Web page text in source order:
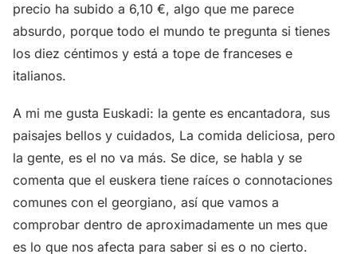
precio ha subido a 6,10 €, algo que me parece
absurdo, porque todo el mundo te pregunta si tienes
los diez céntimos y está a tope de franceses e
italianos.
A mi me gusta Euskadi: la gente es encantadora, sus
paisajes bellos y cuidados, La comida deliciosa, pero
la gente, es el no va más. Se dice, se habla y se
comenta que el euskera tiene raíces o connotaciones
comunes con el georgiano, así que vamos a
comprobar dentro de aproximadamente un mes que
es lo que nos afecta para saber si es o no cierto.